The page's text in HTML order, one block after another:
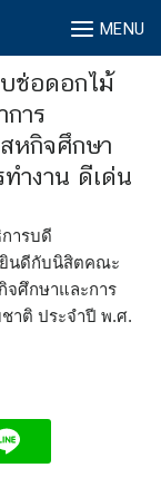
MENU
ช่อดอกไม้
าร
หกิจศึกษา
างาน ดีเด่น
ารบดี
ยินดีกับนิสิตคณะ
จศึกษาและการ
าติ ประจําปี พ.ศ.